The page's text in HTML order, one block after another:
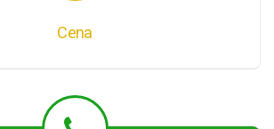
Cena